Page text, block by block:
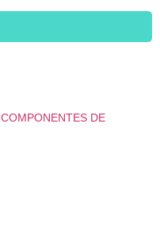
COMPONENTES DE